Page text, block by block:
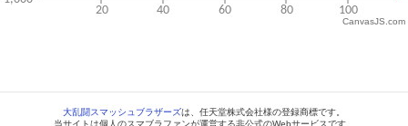
CanvasJS.com
大乱闘スマッシュブラザーズは、任天堂株式会社様の登録商標です。
当サイトは個人のスマブラファンが運営する非公式のWebサービスです。